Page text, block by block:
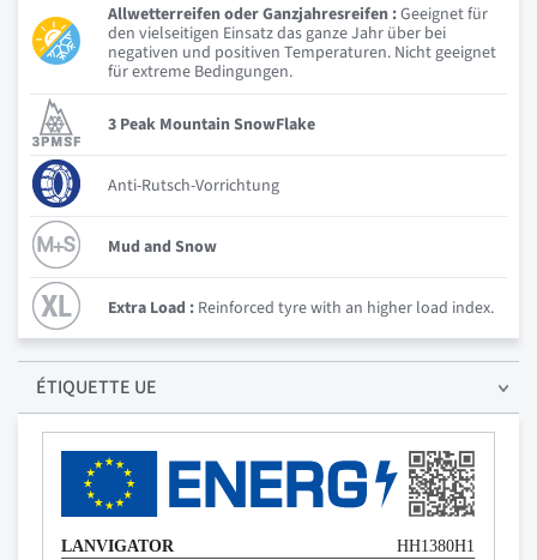
Allwetterreifen oder Ganzjahresreifen :Geeignet für
den vielseitigen Einsatz das ganze Jahr über bei
negativen und positiven Temperaturen. Nicht geeignet
für extreme Bedingungen.
3 Peak Mountain SnowFlake
Anti-Rutsch-Vorrichtung
Mud and Snow
Extra Load : Reinforced tyre with an higher load index.
ÉTIQUETTE UE